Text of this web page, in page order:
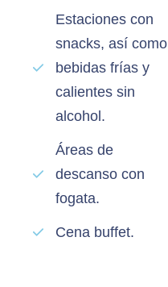
Estaciones con
snacks, así como
bebidas frías y
calientes sin
alcohol.
Áreas de
descanso con
fogata.
Cena buffet.